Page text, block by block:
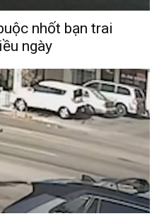
nhốt bạn trai
ngày